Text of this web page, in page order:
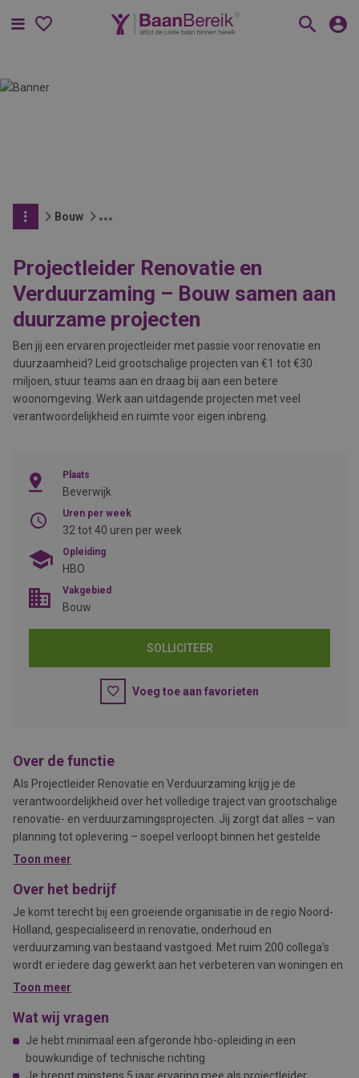
Menu
Bouw
Projectleider Renovatie en
Verduurzaming – Bouw samen aan
duurzame projecten
Ben jij een ervaren projectleider met passie voor renovatie en
duurzaamheid? Leid grootschalige projecten van €1 tot €30
miljoen, stuur teams aan en draag bij aan een betere
woonomgeving. Werk aan uitdagende projecten met veel
verantwoordelijkheid en ruimte voor eigen inbreng.
Plaats
Beverwijk
Uren per week
32 tot 40 uren per week
Opleiding
HBO
Vakgebied
Bouw
SOLLICITEER
Voeg toe aan favorieten
Over de functie
Als Projectleider Renovatie en Verduurzaming krijg je de
verantwoordelijkheid over het volledige traject van grootschalige
renovatie- en verduurzamingsprojecten. Jij zorgt dat alles – van
planning tot oplevering – soepel verloopt binnen het gestelde
budget, de strakke deadlines en de hoge kwaliteitsnormen. Je
projectteam en behoudt altijd het overzicht.
Toon meer
Over het bedrijf
Je komt terecht bij een groeiende organisatie in de regio Noord-
Holland, gespecialiseerd in renovatie, onderhoud en
verduurzaming van bestaand vastgoed. Met ruim 200 collega’s
wordt er iedere dag gewerkt aan het verbeteren van woningen en
gebouwen, altijd met het oog op de bewoner. De organisatie heeft
duurzame relaties centraal staan. Er wordt veel geïnvesteerd in
de ontwikkeling van medewerkers en het continu verbeteren van
de dienstverlening. Hier krijg je de ruimte om actief mee te denken
over innovaties en verbeteringen.
Toon meer
Wat wij vragen
Je hebt minimaal een afgeronde hbo-opleiding in een
bouwkundige of technische richting